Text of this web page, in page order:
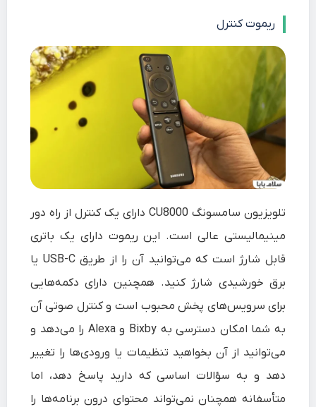
ریموت کنترل
تلویزیون سامسونگ CU8000 دارای یک کنترل از راه دور
مینیمالیستی عالی است. این ریموت دارای یک باتری
قابل شارژ است که می‌توانید آن را از طریق USB-C یا
برق خورشیدی شارژ کنید. همچنین دارای دکمه‌هایی
برای سرویس‌های پخش محبوب است و کنترل صوتی آن
به شما امکان دسترسی به Bixby و Alexa را می‌دهد و
می‌توانید از آن بخواهید تنظیمات یا ورودی‌ها را تغییر
دهد و به سؤالات اساسی که دارید پاسخ دهد، اما
متأسفانه همچنان نمی‌تواند محتوای درون برنامه‌ها را